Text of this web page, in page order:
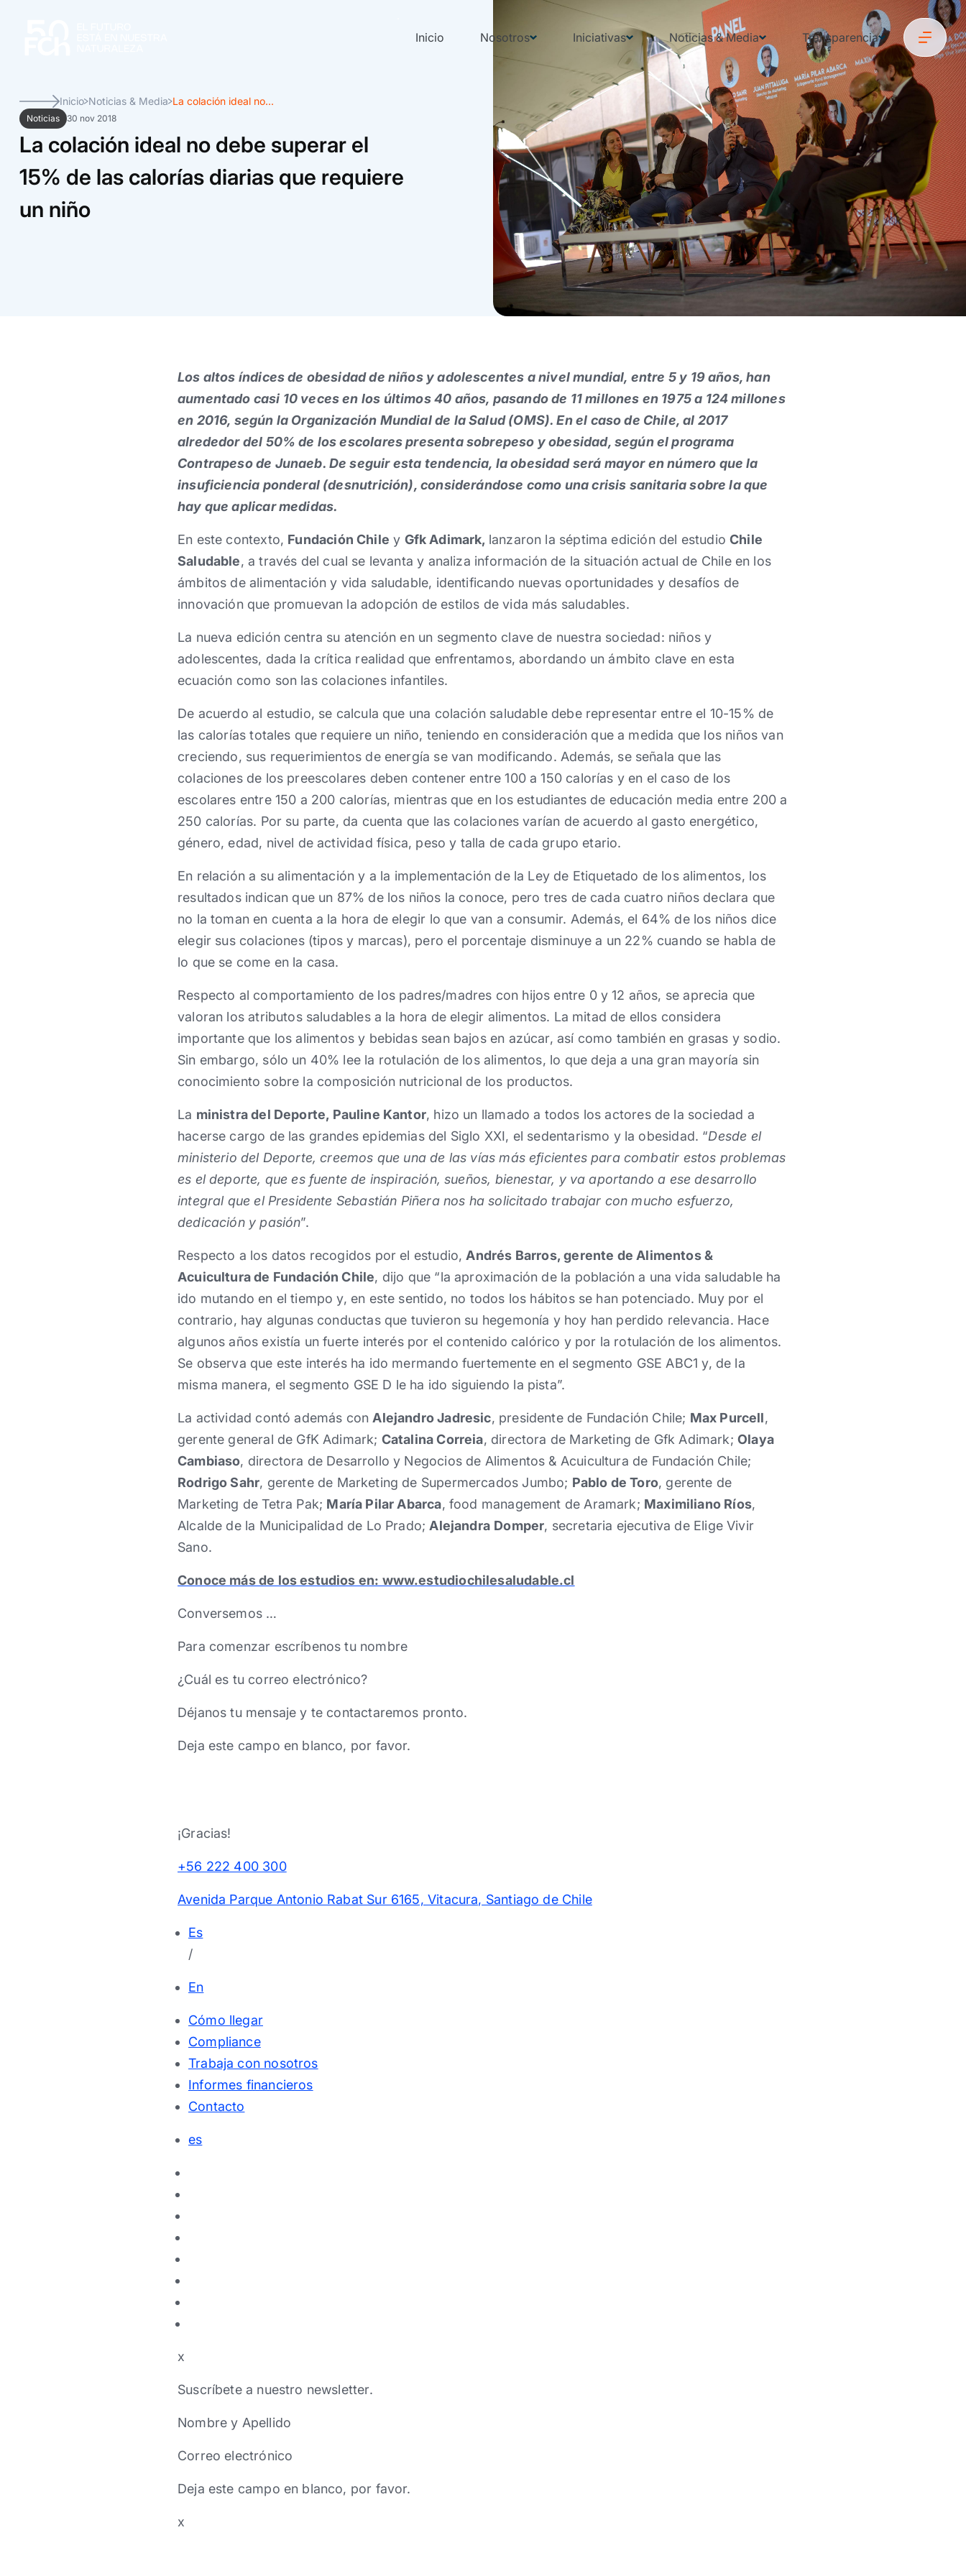
Inicio Nosotros Iniciativas Noticias & Media Transparencia
Inicio Noticias & Media La colación ideal no...
Noticias 30 nov 2018
La colación ideal no debe superar el
15% de las calorías diarias que requiere
un niño
Los altos índices de obesidad de niños y adolescentes a nivel mundial, entre 5 y 19 años, han
aumentado casi 10 veces en los últimos 40 años, pasando de 11 millones en 1975 a 124 millones
en 2016, según la Organización Mundial de la Salud (OMS). En el caso de Chile, al 2017
alrededor del 50% de los escolares presenta sobrepeso y obesidad, según el programa
Contrapeso de Junaeb. De seguir esta tendencia, la obesidad será mayor en número que la
insuficiencia ponderal (desnutrición), considerándose como una crisis sanitaria sobre la que
hay que aplicar medidas.
En este contexto, Fundación Chile y Gfk Adimark, lanzaron la séptima edición del estudioChile
Saludable, a través del cual se levanta y analiza información de la situación actual de Chile en los
ámbitos de alimentación y vida saludable, identificando nuevas oportunidades y desafíos de
innovación que promuevan la adopción de estilos de vida más saludables.
La nueva edición centra su atención en un segmento clave de nuestra sociedad: niños y
adolescentes, dada la crítica realidad que enfrentamos, abordando un ámbito clave en esta
ecuación como son las colaciones infantiles.
De acuerdo al estudio, se calcula que una colación saludable debe representar entre el 10-15% de
las calorías totales que requiere un niño, teniendo en consideración que a medida que los niños van
creciendo, sus requerimientos de energía se van modificando. Además, se señala que las
colaciones de los preescolares deben contener entre 100 a 150 calorías y en el caso de los
escolares entre 150 a 200 calorías, mientras que en los estudiantes de educación media entre 200 a
250 calorías. Por su parte, da cuenta que las colaciones varían de acuerdo al gasto energético,
género, edad, nivel de actividad física, peso y talla de cada grupo etario.
En relación a su alimentación y a la implementación de la Ley de Etiquetado de los alimentos, los
resultados indican que un 87% de los niños la conoce, pero tres de cada cuatro niños declara que
no la toman en cuenta a la hora de elegir lo que van a consumir. Además, el 64% de los niños dice
elegir sus colaciones (tipos y marcas), pero el porcentaje disminuye a un 22% cuando se habla de
lo que se come en la casa.
Respecto al comportamiento de los padres/madres con hijos entre 0 y 12 años, se aprecia que
valoran los atributos saludables a la hora de elegir alimentos. La mitad de ellos considera
importante que los alimentos y bebidas sean bajos en azúcar, así como también en grasas y sodio.
Sin embargo, sólo un 40% lee la rotulación de los alimentos, lo que deja a una gran mayoría sin
conocimiento sobre la composición nutricional de los productos.
La ministra del Deporte, Pauline Kantor, hizo un llamado a todos los actores de la sociedad a
hacerse cargo de las grandes epidemias del Siglo XXI, el sedentarismo y la obesidad. “Desde el
ministerio del Deporte, creemos que una de las vías más eficientes para combatir estos problemas
es el deporte, que es fuente de inspiración, sueños, bienestar, y va aportando a ese desarrollo
integral que el Presidente Sebastián Piñera nos ha solicitado trabajar con mucho esfuerzo,
dedicación y pasión”.
Respecto a los datos recogidos por el estudio,Andrés Barros, gerente de Alimentos &
Acuicultura de Fundación Chile, dijo que “la aproximación de la población a una vida saludable ha
ido mutando en el tiempo y, en este sentido, no todos los hábitos se han potenciado. Muy por el
contrario, hay algunas conductas que tuvieron su hegemonía y hoy han perdido relevancia. Hace
algunos años existía un fuerte interés por el contenido calórico y por la rotulación de los alimentos.
Se observa que este interés ha ido mermando fuertemente en el segmento GSE ABC1 y, de la
misma manera, el segmento GSE D le ha ido siguiendo la pista”.
La actividad contó además conAlejandro Jadresic, presidente de Fundación Chile; Max Purcell,
gerente general de GfK Adimark; Catalina Correia, directora de Marketing de Gfk Adimark;Olaya
Cambiaso, directora de Desarrollo y Negocios de Alimentos & Acuicultura de Fundación Chile;
Rodrigo Sahr, gerente de Marketing de Supermercados Jumbo; Pablo de Toro, gerente de
Marketing de Tetra Pak; María Pilar Abarca, food management de Aramark; Maximiliano Ríos,
Alcalde de la Municipalidad de Lo Prado;Alejandra Domper, secretaria ejecutiva de Elige Vivir
Sano.
Conoce más de los estudios en: www.estudiochilesaludable.cl
Conversemos …
Para comenzar escríbenos tu nombre
¿Cuál es tu correo electrónico?
Déjanos tu mensaje y te contactaremos pronto.
Deja este campo en blanco, por favor.
¡Gracias!
+56 222 400 300
Avenida Parque Antonio Rabat Sur 6165, Vitacura, Santiago de Chile
Es
/
En
Cómo llegar
Compliance
Trabaja con nosotros
Informes financieros
Contacto
es
x
Suscríbete a nuestro newsletter.
Nombre y Apellido
Correo electrónico
Deja este campo en blanco, por favor.
x